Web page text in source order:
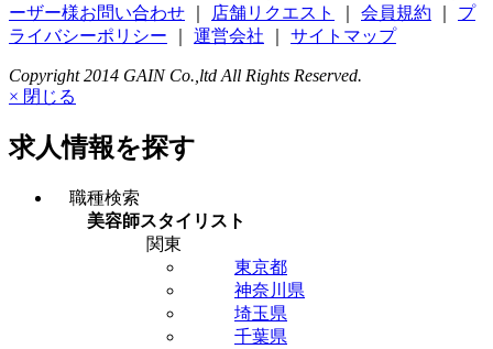
ーザー様お問い合わせ
店舗リクエスト 会員規約
プ
ライバシーポリシー
運営会社 サイトマップ
Copyright 2014 GAIN Co.,ltd All Rights Reserved.
× 閉じる
求人情報を探す
職種検索
美容師スタイリスト
関東
東京都
神奈川県
埼玉県
千葉県